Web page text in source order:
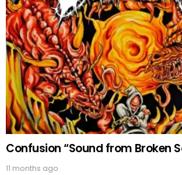
Confusion “Sound from Broken
11 months ago